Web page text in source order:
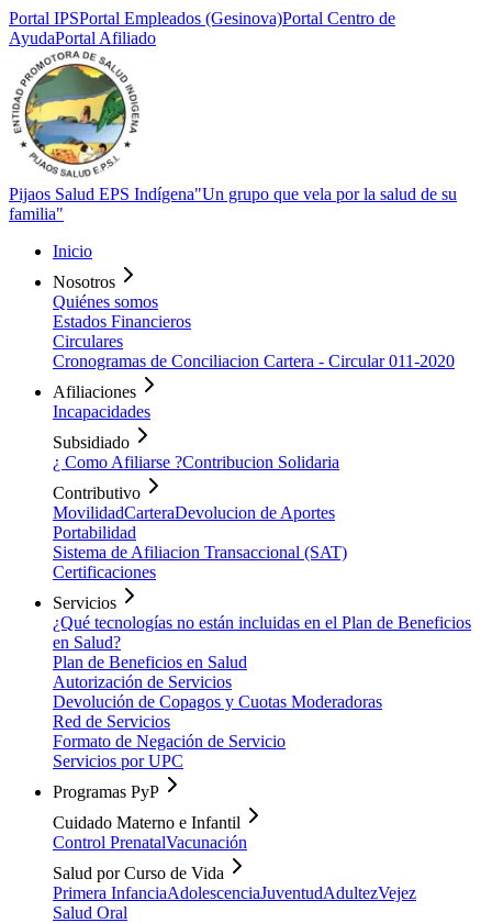
Portal IPSPortal Empleados (Gesinova)Portal Centro de
AyudaPortal Afiliado
Pijaos Salud EPS Indígena"Un grupo que vela por la salud de su
familia"
Inicio
Nosotros
Quiénes somos
Estados Financieros
Circulares
Cronogramas de Conciliacion Cartera - Circular 011-2020
Afiliaciones
Incapacidades
Subsidiado
¿ Como Afiliarse ?Contribucion Solidaria
Contributivo
MovilidadCarteraDevolucion de Aportes
Portabilidad
Sistema de Afiliacion Transaccional (SAT)
Certificaciones
Servicios
¿Qué tecnologías no están incluidas en el Plan de Beneficios
en Salud?
Plan de Beneficios en Salud
Autorización de Servicios
Devolución de Copagos y Cuotas Moderadoras
Red de Servicios
Formato de Negación de Servicio
Servicios por UPC
Programas PyP
Cuidado Materno e Infantil
Control PrenatalVacunación
Salud por Curso de Vida
Primera InfanciaAdolescenciaJuventudAdultezVejez
Salud Oral